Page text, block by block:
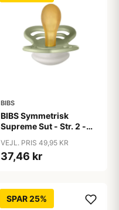
BIBS
BIBS Symmetrisk
Supreme Sut - Str. 2 -
Sage
VEJL. PRIS 49,95 KR
37,46 kr
SPAR 25%